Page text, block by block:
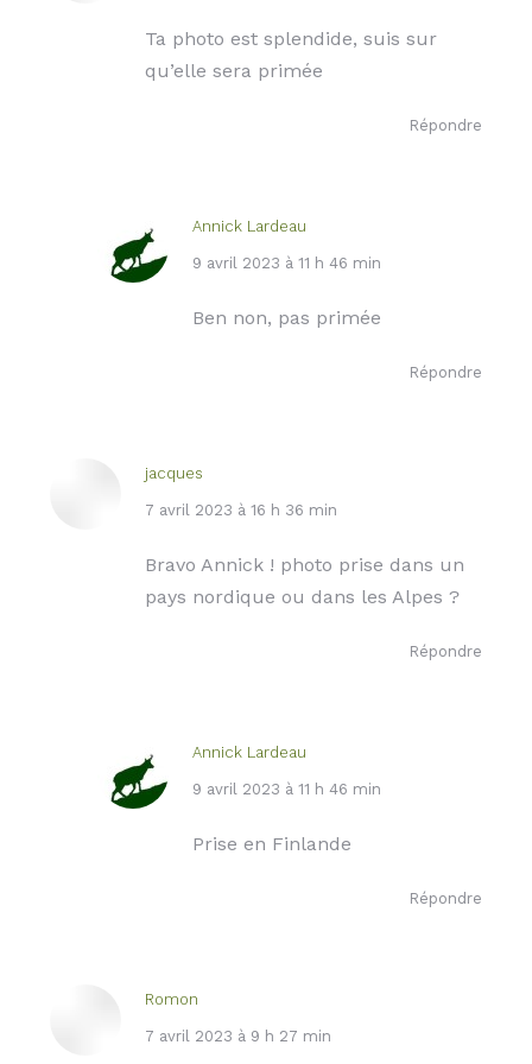
Ta photo est splendide, suis sur
qu’elle sera primée
Répondre
Annick Lardeau
dit
9 avril 2023 à 11 h 46 min
Ben non, pas primée
Répondre
jacques
dit
7 avril 2023 à 16 h 36 min
Bravo Annick ! photo prise dans un
pays nordique ou dans les Alpes ?
Répondre
Annick Lardeau
dit
9 avril 2023 à 11 h 46 min
Prise en Finlande
Répondre
Romon
dit
7 avril 2023 à 9 h 27 min